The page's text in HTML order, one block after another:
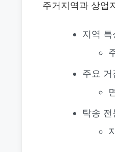
주거지역과 상업
지역 특
주요 거
탁송 전